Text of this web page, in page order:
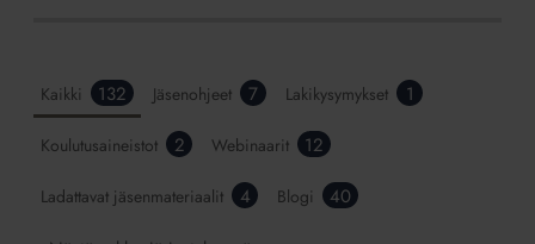
Kaikki 132 Jäsenohjeet 7 Lakikysymykset 1
Koulutusaineistot 2 Webinaarit 12
Ladattavat jäsenmateriaalit 4 Blogi 40